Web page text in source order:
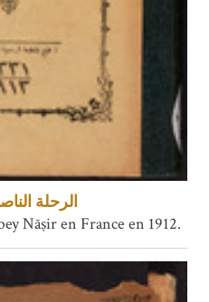
الرحلة
Nāṣir en France en 1912.